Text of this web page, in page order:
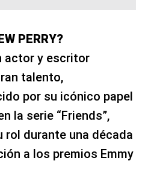
PERRY?
actor y escritor
talento,
por su icónico papel
la serie “Friends”,
rol durante una década
a los premios Emmy